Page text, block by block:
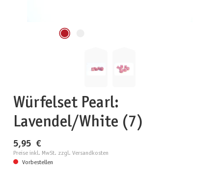
Würfelset Pearl:
Lavendel/White (7)
5,95 €
Preise inkl. MwSt. zzgl. Versandkosten
Vorbestellen